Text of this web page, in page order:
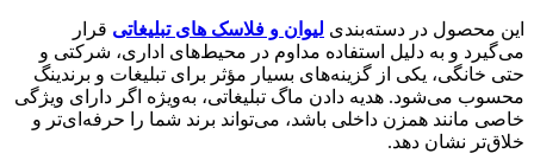
این محصول در دسته‌بندی لیوان و فلاسک های تبلیغاتی قرار
می‌گیرد و به دلیل استفاده مداوم در محیط‌های اداری، شرکتی و
حتی خانگی، یکی از گزینه‌های بسیار مؤثر برای تبلیغات و برندینگ
محسوب می‌شود. هدیه دادن ماگ تبلیغاتی، به‌ویژه اگر دارای ویژگی
خاصی مانند همزن داخلی باشد، می‌تواند برند شما را حرفه‌ای‌تر و
خلاق‌تر نشان دهد.